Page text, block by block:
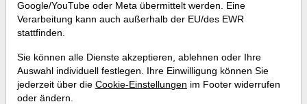
Die 2 wichtigsten Aktienscans,
um Burggraben-Aktien
aufzuspüren
Google/YouTube oder Meta übermittelt werden. Eine
Verarbeitung kann auch außerhalb der EU/des EWR
stattfinden.
Sie können alle Dienste akzeptieren, ablehnen oder Ihre
Auswahl individuell festlegen. Ihre Einwilligung können Sie
jederzeit über die Cookie-Einstellungen im Footer widerrufen
oder ändern.